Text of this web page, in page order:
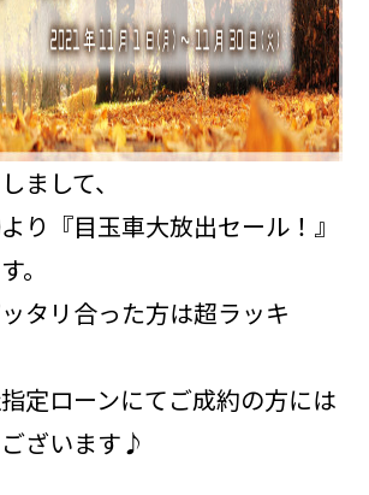
まして、
り『目玉車大放出セール！』
。
タリ合った方は超ラッキ
定ローンにてご成約の方には
ざいます♪